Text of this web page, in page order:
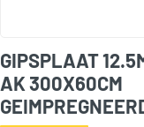
GIPSPLAAT
AK 300X60CM